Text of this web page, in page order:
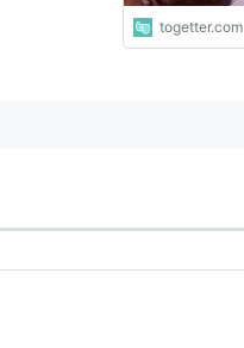
togetter.com